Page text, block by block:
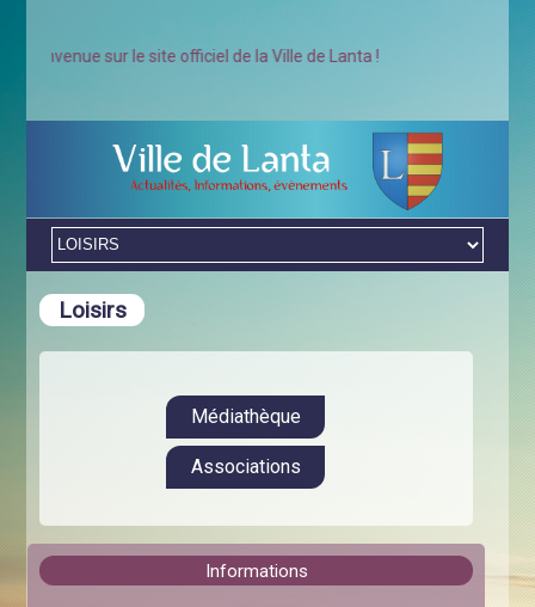
sur le site officiel de la Ville de Lanta !
Loisirs
Médiathèque
Associations
Informations